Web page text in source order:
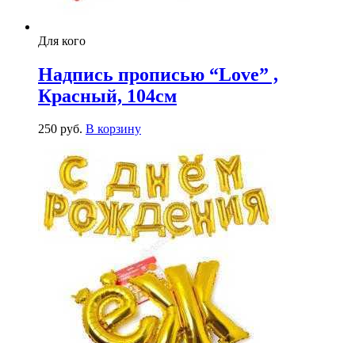
Для кого
Надпись прописью “Love” ,
Красный, 104см
250 руб. В корзину